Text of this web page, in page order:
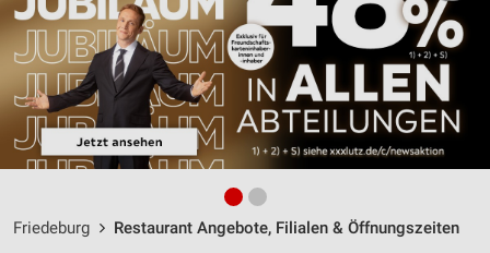
Friedeburg Restaurant Angebote, Filialen & Öffnungszeiten